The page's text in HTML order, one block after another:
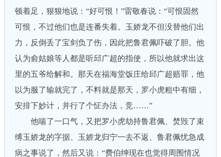
顿着足，狠狠地说：“好可恨！”雷敬春说：“可恨固然
可恨，不过他们也是连番失着。玉娇龙不但没替他们出
力，反倒丢了宝剑负了伤，因此把鲁君佩吓破了胆。他
认为俞姑娘等人都是听邱广超的指使，所以他就求出这
里的五爷给解和。那天在福海堂饭庄给邱广超赔罪，他
以为服了输就完了，不料就是那天，罗小虎粗中有细，
安排下妙计，并行了个怔办法，竞……”
他喘了一口气，又把罗小虎劫持鲁君佩、焚毁了束
缚玉娇龙的字据、玉娇龙归宁一去不返、鲁君佩忧急成
病之事说了，然后又说：“费伯绅现在也觉得周围情况